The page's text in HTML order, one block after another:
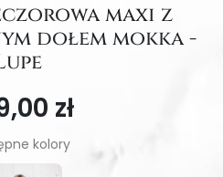
maxi z
dołem mokka -
zł
kolory